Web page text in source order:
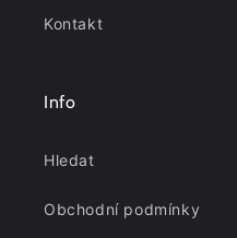
Kontakt
Info
Hledat
Obchodní podmínky